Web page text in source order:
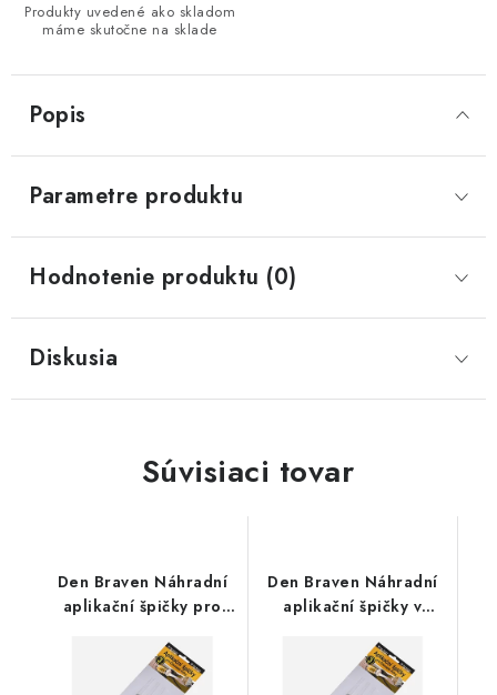
Produkty uvedené ako skladom
máme skutočne na sklade
Popis
Parametre produktu
Hodnotenie produktu (0)
Diskusia
Súvisiaci tovar
Den Braven Náhradní
aplikační špičky pro
Den Braven Náhradní
aplikační špičky v
kotvy